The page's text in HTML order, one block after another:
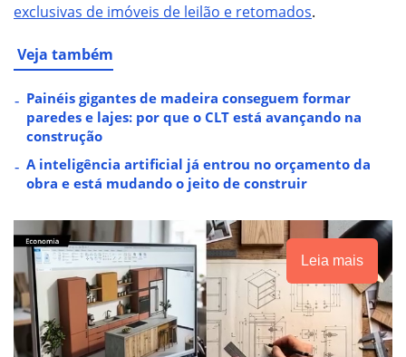
exclusivas de imóveis de leilão e retomados.
Veja também
Painéis gigantes de madeira conseguem formar
paredes e lajes: por que o CLT está avançando na
construção
A inteligência artificial já entrou no orçamento da
obra e está mudando o jeito de construir
Leia mais